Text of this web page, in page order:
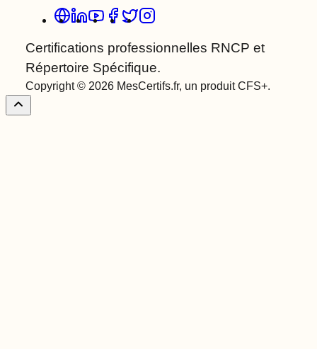
Certifications professionnelles RNCP et
Répertoire Spécifique.
Copyright © 2026 MesCertifs.fr, un produit CFS+.